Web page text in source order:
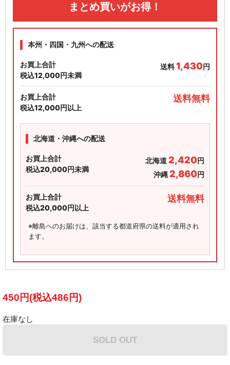
まとめ買いがお得！
本州・四国・九州への配送
お買上合計
税込12,000円未満
送料1,430円
お買上合計
税込12,000円以上
送料無料
北海道・沖縄への配送
お買上合計
税込20,000円未満
北海道2,420円
沖縄2,860円
お買上合計
税込20,000円以上
送料無料
※離島へのお届けは、該当する都道府県の送料が適用され
ます。
450円(税込486円)
在庫なし
SOLD OUT